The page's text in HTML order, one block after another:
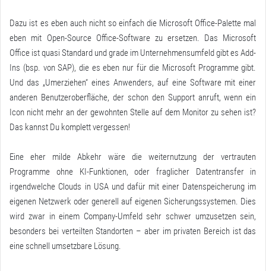
Dazu ist es eben auch nicht so einfach die Microsoft Office-Palette mal
eben mit Open-Source Office-Software zu ersetzen. Das Microsoft
Office ist quasi Standard und grade im Unternehmensumfeld gibt es Add-
Ins (bsp. von SAP), die es eben nur für die Microsoft Programme gibt.
Und das „Umerziehen“ eines Anwenders, auf eine Software mit einer
anderen Benutzeroberfläche, der schon den Support anruft, wenn ein
Icon nicht mehr an der gewohnten Stelle auf dem Monitor zu sehen ist?
Das kannst Du komplett vergessen!
Eine eher milde Abkehr wäre die weiternutzung der vertrauten
Programme ohne KI-Funktionen, oder fraglicher Datentransfer in
irgendwelche Clouds in USA und dafür mit einer Datenspeicherung im
eigenen Netzwerk oder generell auf eigenen Sicherungssystemen. Dies
wird zwar in einem Company-Umfeld sehr schwer umzusetzen sein,
besonders bei verteilten Standorten – aber im privaten Bereich ist das
eine schnell umsetzbare Lösung.